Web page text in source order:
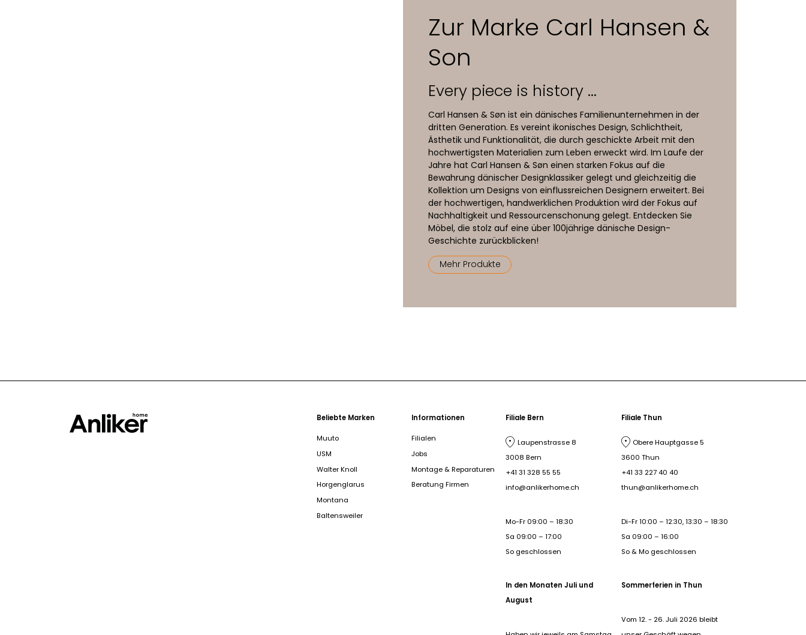
Zur Marke Carl Hansen &
Son
Every piece is history ...
Carl Hansen & Søn ist ein dänisches Familienunternehmen in der
dritten Generation. Es vereint ikonisches Design, Schlichtheit,
Ästhetik und Funktionalität, die durch geschickte Arbeit mit den
hochwertigsten Materialien zum Leben erweckt wird. Im Laufe der
Jahre hat Carl Hansen & Søn einen starken Fokus auf die
Bewahrung dänischer Designklassiker gelegt und gleichzeitig die
Kollektion um Designs von einflussreichen Designern erweitert. Bei
der hochwertigen, handwerklichen Produktion wird der Fokus auf
Nachhaltigkeit und Ressourcenschonung gelegt. Entdecken Sie
Möbel, die stolz auf eine über 100jährige dänische Design-
Geschichte zurückblicken!
Mehr Produkte
Beliebte Marken
Muuto
USM
Walter Knoll
Horgenglarus
Montana
Baltensweiler
Informationen
Filialen
Jobs
Montage & Reparaturen
Beratung Firmen
Filiale Bern
Laupenstrasse 8
3008 Bern
+41 31 328 55 55
info@anlikerhome.ch
Mo-Fr 09:00 – 18:30
Sa 09:00 – 17:00
So geschlossen
In den Monaten Juli und
August
Filiale Thun
Obere Hauptgasse 5
3600 Thun
+41 33 227 40 40
thun@anlikerhome.ch
Di-Fr 10:00 – 12:30, 13:30 – 18:30
Sa 09:00 – 16:00
So & Mo geschlossen
Sommerferien in Thun
Vom 12. - 26. Juli 2026 bleibt